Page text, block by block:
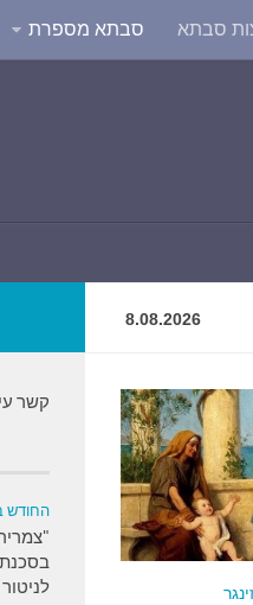
סבתא סבתא מספרת
8.08.2026
קשר
החודש